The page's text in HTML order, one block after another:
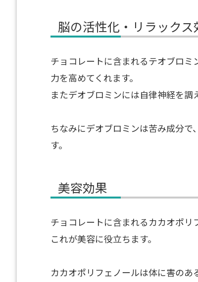
脳の活性化・リラックス
チョコレートに含まれるテオブロ
力を高めてくれます。
またデオブロミンには自律神経を調
ちなみにデオブロミンは苦み成分
す。
美容効果
チョコレートに含まれるカカオポリ
これが美容に役立ちます。
カカオポリフェノールは体に害のあ